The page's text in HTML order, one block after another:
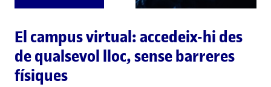
El campus virtual: accedeix-hi des
de qualsevol lloc, sense barreres
físiques